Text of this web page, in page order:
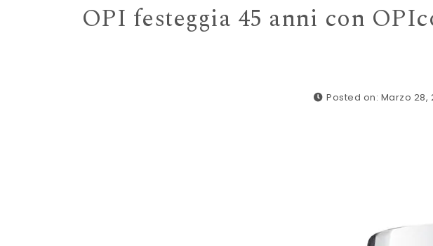
OPI festeggia 45 anni con
Posted on: Marzo 28,